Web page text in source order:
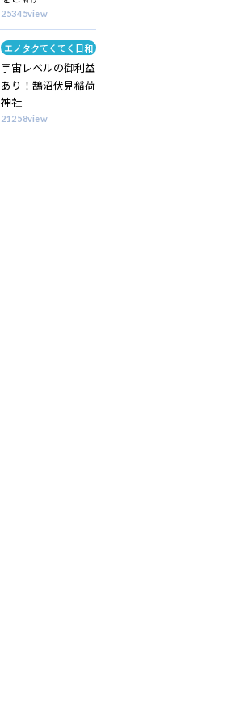
25345view
宇宙レベルの御利益
あり！鵠沼伏見稲荷
神社
21258view
カテゴリー
エノタクてくてく日和